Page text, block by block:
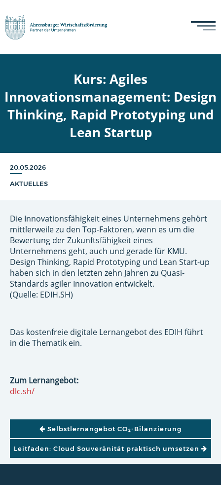
Kurs: Agiles
Innovationsmanagement: Design
Thinking, Rapid Prototyping und
Lean Startup
20.05.2026
AKTUELLES
Die Innovationsfähigkeit eines Unternehmens gehört
mittlerweile zu den Top-Faktoren, wenn es um die
Bewertung der Zukunftsfähigkeit eines
Unternehmens geht, auch und gerade für KMU.
Design Thinking, Rapid Prototyping und Lean Start-up
haben sich in den letzten zehn Jahren zu Quasi-
Standards agiler Innovation entwickelt.
(Quelle: EDIH.SH)
Das kostenfreie digitale Lernangebot des EDIH führt
in die Thematik ein.
Zum Lernangebot:
dlc.sh/
BEITRAGSNAVIGATION
Selbstlernangebot CO₂-Bilanzierung
Leitfaden: Cloud Souveränität praktisch umsetzen